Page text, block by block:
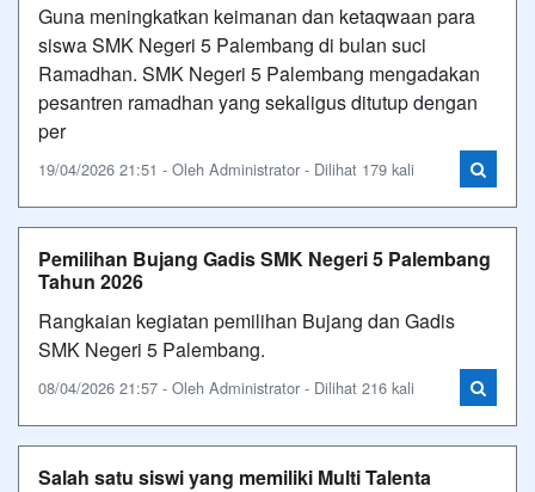
Guna meningkatkan keimanan dan ketaqwaan para
siswa SMK Negeri 5 Palembang di bulan suci
Ramadhan. SMK Negeri 5 Palembang mengadakan
pesantren ramadhan yang sekaligus ditutup dengan
per
19/04/2026 21:51 - Oleh Administrator - Dilihat 179 kali
Pemilihan Bujang Gadis SMK Negeri 5 Palembang
Tahun 2026
Rangkaian kegiatan pemilihan Bujang dan Gadis
SMK Negeri 5 Palembang.
08/04/2026 21:57 - Oleh Administrator - Dilihat 216 kali
Salah satu siswi yang memiliki Multi Talenta